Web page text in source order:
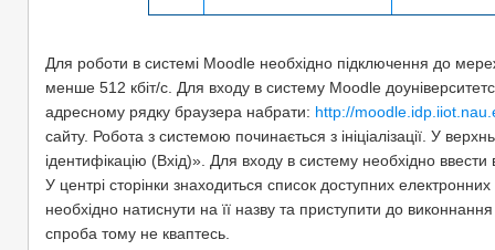
Для роботи в системі Moodle необхідно підключення до
менше 512 кбіт/c. Для входу в систему Moodle
адресному рядку браузера набрати: http://
сайту. Робота з системою починається з ініціалізації. У
ідентифікацію (Вхід)». Для вхoду в систему необхідно
У центрі сторінки знаходиться список доступних
необхідно натиснути на її назву та приступити до
спроба тому не кваптесь.